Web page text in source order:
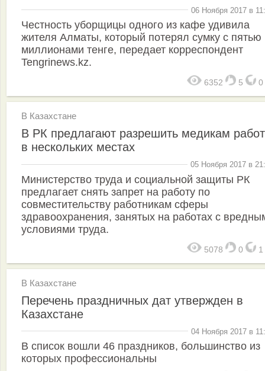
06 Ноября 2017 в
Честность уборщицы одного из кафе удивила
жителя Алматы, который потерял сумку с пятью
миллионами тенге, передает корреспондент
Tengrinews.kz.
6352 5 0
В Казахстане
В РК предлагают разрешить медикам
в нескольких местах
05 Ноября 2017 в
Министерство труда и социальной защиты РК
предлагает снять запрет на работу по
совместительству работникам сферы
здравоохранения, занятых на работах с
условиями труда.
5078 0 1
В Казахстане
Перечень праздничных дат утвержден в
Казахстане
04 Ноября 2017 в
В список вошли 46 праздников, большинство из
которых профессиональны